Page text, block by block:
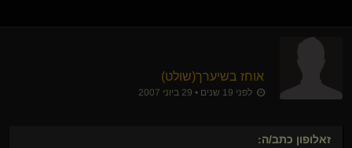
אוחז בשיערך​(שולט)
לפני 19 שנים • 29 ביוני 2007
זאלופון כתב/ה: